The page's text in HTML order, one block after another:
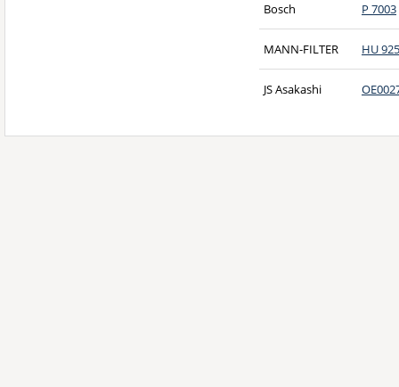
Bosch P 7003
MANN-FILTER HU
JS Asakashi